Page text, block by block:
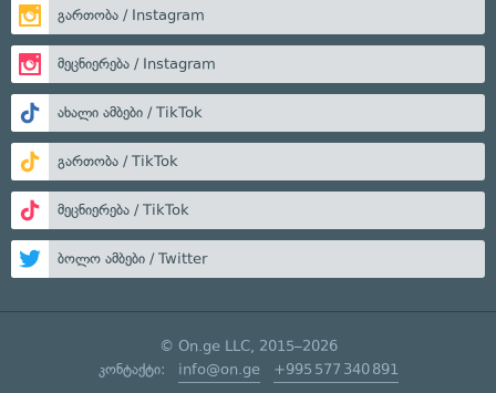
გართობა / Instagram
მეცნიერება / Instagram
ახალი ამბები / TikTok
გართობა / TikTok
მეცნიერება / TikTok
ბოლო ამბები / Twitter
© On.ge LLC, 2015–2026
კონტაქტი: info@on.ge +995 577 340 891